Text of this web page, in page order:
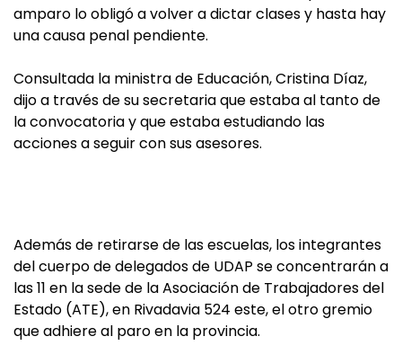
amparo lo obligó a volver a dictar clases y hasta hay
una causa penal pendiente.
Consultada la ministra de Educación, Cristina Díaz,
dijo a través de su secretaria que estaba al tanto de
la convocatoria y que estaba estudiando las
acciones a seguir con sus asesores.
Además de retirarse de las escuelas, los integrantes
del cuerpo de delegados de UDAP se concentrarán a
las 11 en la sede de la Asociación de Trabajadores del
Estado (ATE), en Rivadavia 524 este, el otro gremio
que adhiere al paro en la provincia.